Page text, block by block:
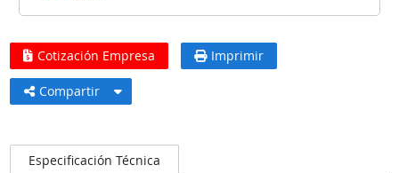
Cotización Empresa Imprimir
Compartir
Especificación Técnica